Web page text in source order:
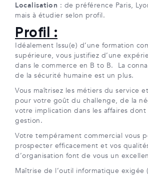
Localisation : de préférence Paris,
mais à étudier selon profil.
Profil :
Idéalement Issu(e) d’une formation
supérieure, vous justifiez d’une
dans le commerce en B to B. La
de la sécurité humaine est un plus.
Vous maîtrisez les métiers du service
pour votre goût du challenge, de la
votre implication dans les affaires dont
gestion.
Votre tempérament commercial vous
prospecter efficacement et vos
d’organisation font de vous un
Maîtrise de l’outil informatique exigée